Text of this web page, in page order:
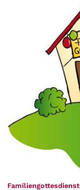
Familiengottesdienst: